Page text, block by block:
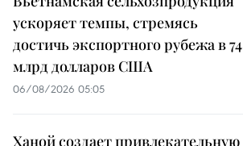
ускоряет темпы, стремясь
достичь экспортного рубежа в 74
млрд долларов США
06/08/2026 05:05
Ханой создает привлекательную